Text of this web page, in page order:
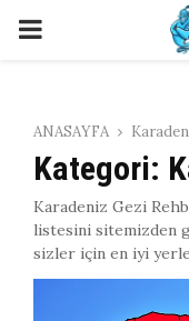
PRIMARY
ANASAYFA
Kategori:
Karadeniz Gezi
listesini sitemizden
sizler için en iyi